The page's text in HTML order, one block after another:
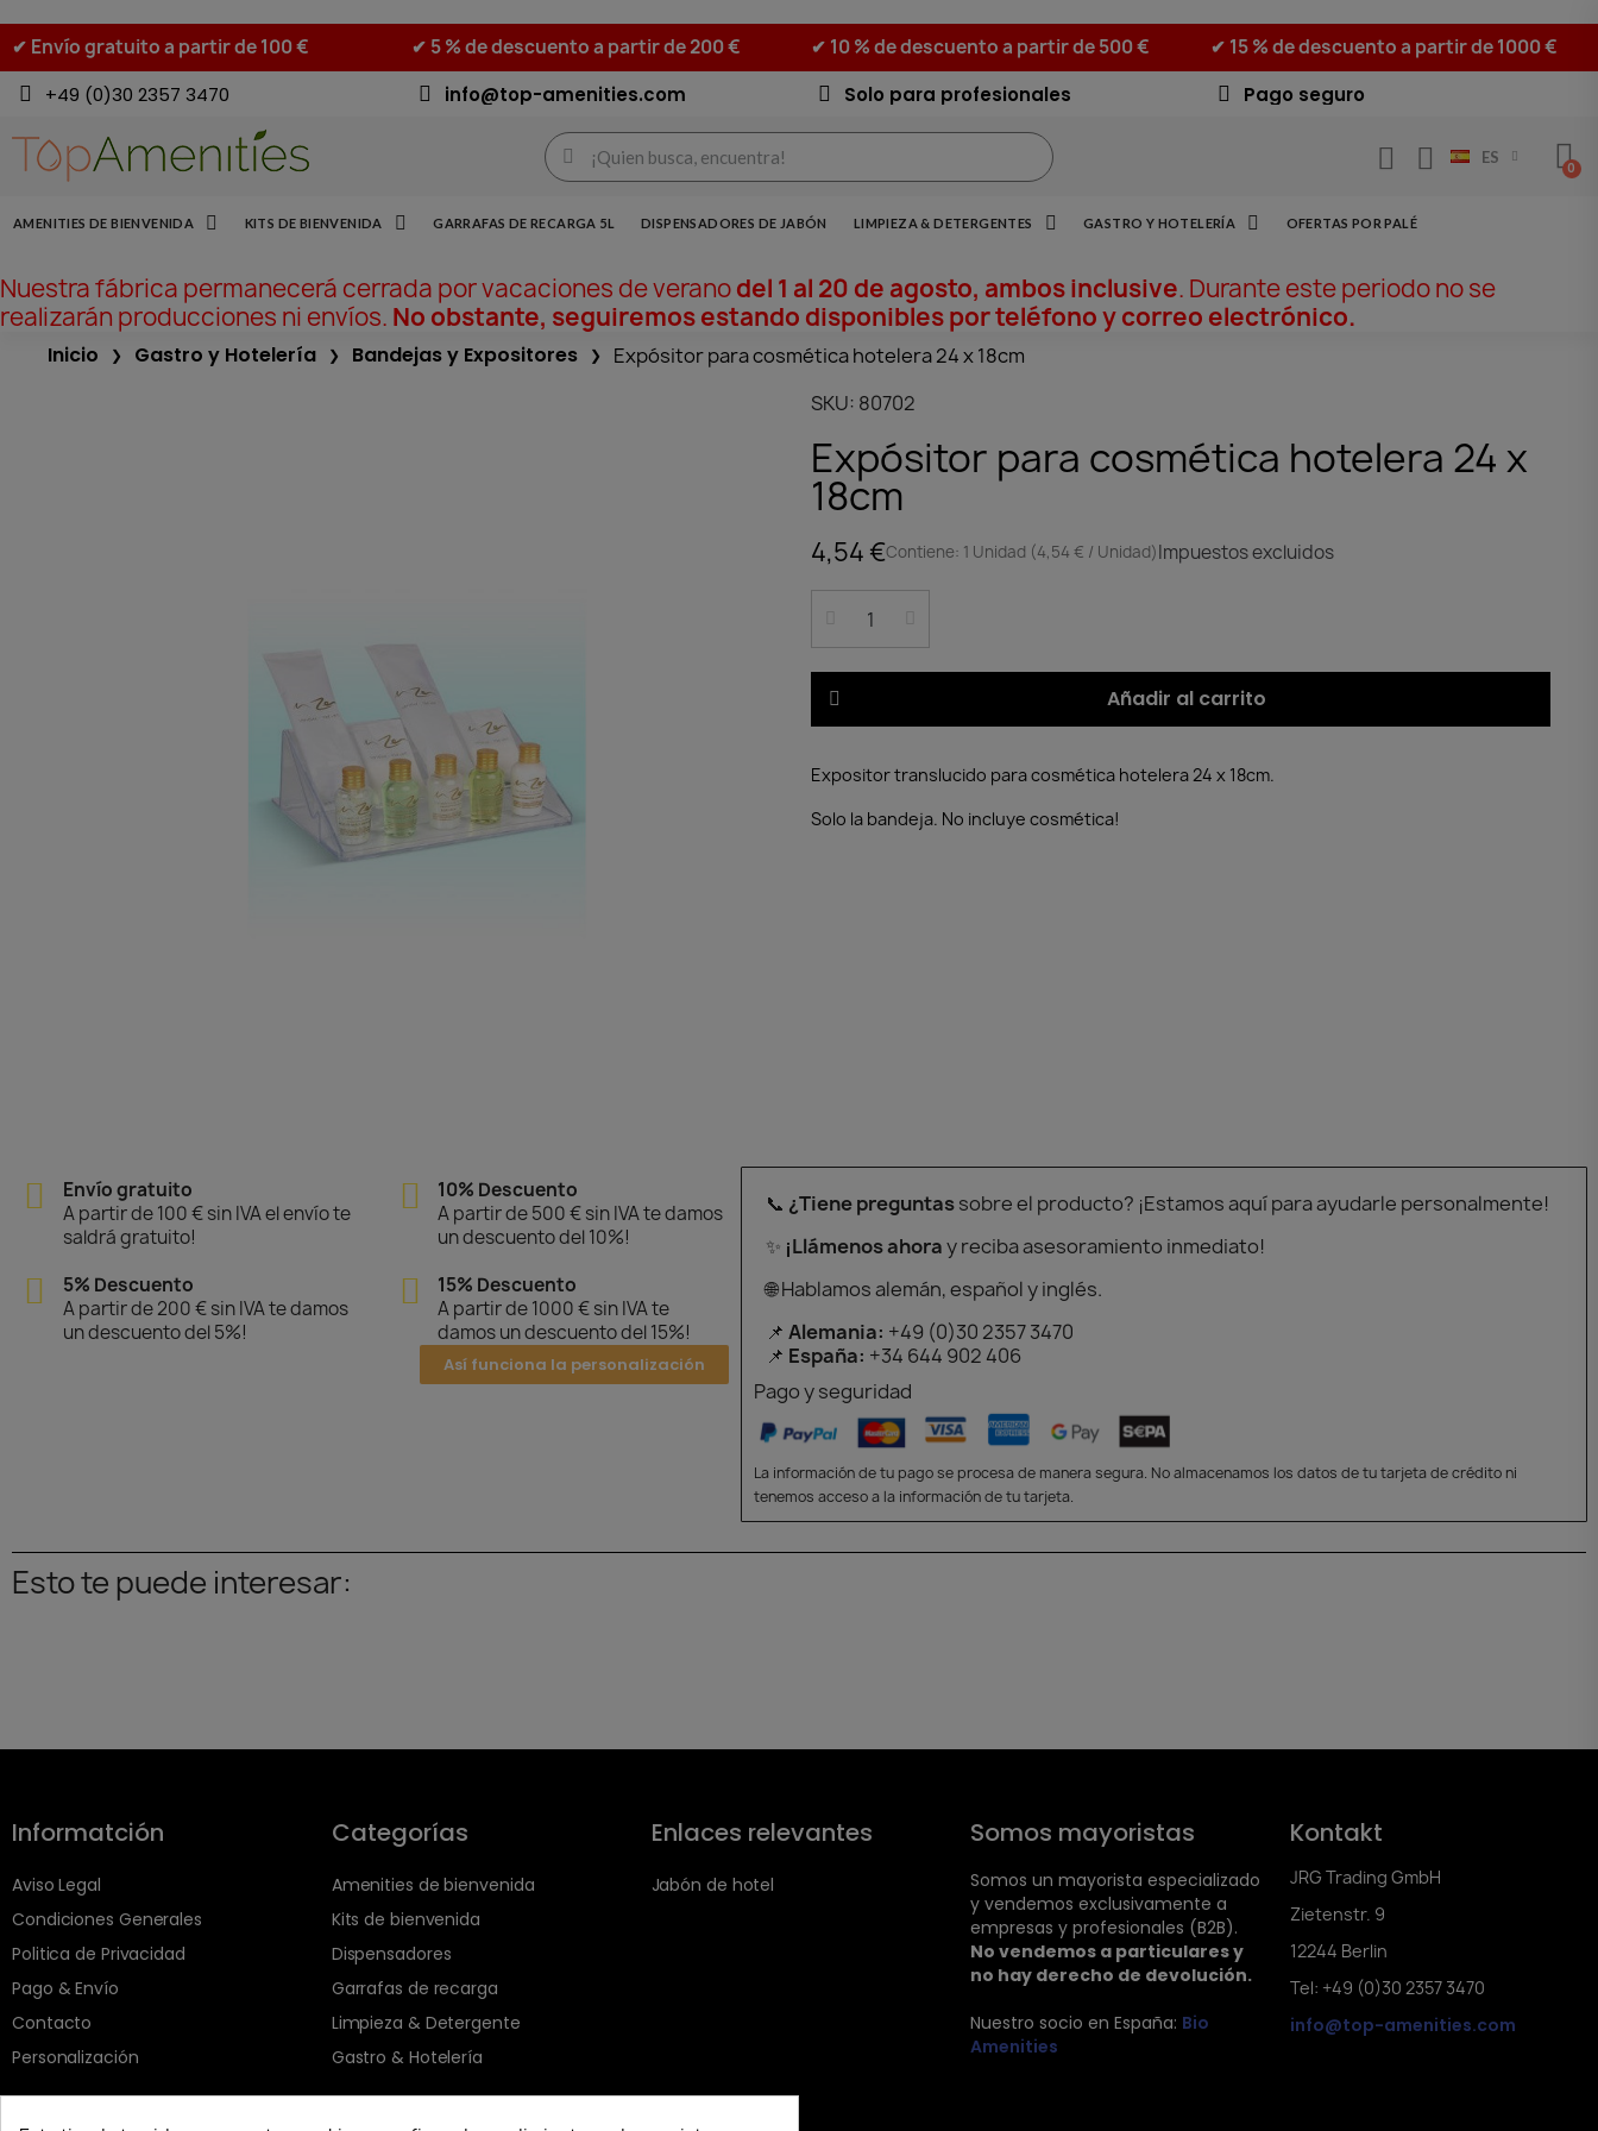
✔ Envío gratuito a partir de 100 € ✔ 5 % de descuento a partir de 200 € ✔ 10 % de descuento a partir de 500 €
✔ 15 % de descuento a partir de 1000 €
+49 (0)30 2357 3470
info@top-amenities.com Solo para profesionales Pago seguro
ES
AMENITIES DE BIENVENIDA KITS DE BIENVENIDA GARRAFAS DE RECARGA 5L DISPENSADORES DE JABÓN LIMPIEZA & DETERGENTES GASTRO Y HOTELERÍA OFERTAS POR PALÉ
Nuestra fábrica permanecerá cerrada por vacaciones de veranodel 1 al 20 de agosto, ambos inclusive. Durante este periodo no se
realizarán producciones ni envíos. No obstante, seguiremos estando disponibles por teléfono y correo electrónico.
Inicio Gastro y Hotelería Bandejas y Expositores
Expósitor para cosmética hotelera 24 x 18cm
SKU 80702
Expósitor para cosmética hotelera 24 x
18cm
4,54 €Contiene: 1 Unidad (4,54 € / Unidad)Impuestos excluidos
Añadir al carrito
Expositor translucido para cosmética hotelera 24 x 18cm.
Solo la bandeja. No incluye cosmética!
Envío gratuito
A partir de 100 € sin IVA el envío te
saldrá gratuito!
5% Descuento
A partir de 200 € sin IVA te damos
un descuento del 5%!
10% Descuento
A partir de 500 € sin IVA te damos
un descuento del 10%!
15% Descuento
A partir de 1000 € sin IVA te
damos un descuento del 15%!
Así funciona la personalización
📞 ¿Tiene preguntassobre el producto? ¡Estamos aquí para ayudarle personalmente!
✨ ¡Llámenos ahoray reciba asesoramiento inmediato!
🌐 Hablamos alemán, español y inglés.
📌 Alemania: +49 (0)30 2357 3470
📌 España: +34 644 902 406
Pago y seguridad
La información de tu pago se procesa de manera segura. No almacenamos los datos de tu tarjeta de crédito ni
tenemos acceso a la información de tu tarjeta.
Esto te puede interesar:
Informatción
Aviso Legal
Condiciones Generales
Politica de Privacidad
Pago & Envío
Contacto
Personalización
Categorías
Amenities de bienvenida
Kits de bienvenida
Dispensadores
Garrafas de recarga
Limpieza & Detergente
Gastro & Hotelería
Enlaces relevantes
Jabón de hotel
Somos mayoristas
Somos un mayorista especializado
y vendemos exclusivamente a
empresas y profesionales (B2B).
No vendemos a particulares y
no hay derecho de devolución.
Nuestro socio en España: Bio
Amenities
Kontakt
JRG Trading GmbH
Zietenstr. 9
12244 Berlin
Tel: +49 (0)30 2357 3470
info@top-amenities.com